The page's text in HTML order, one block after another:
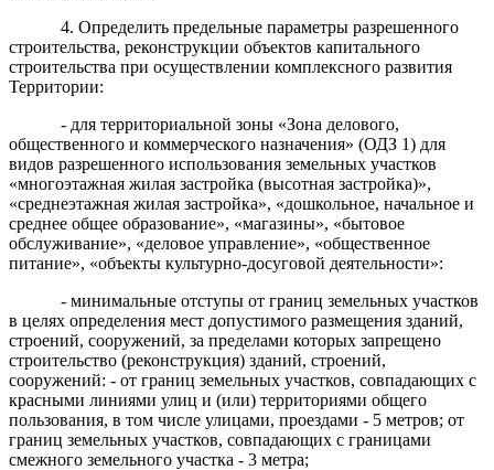
4. Определить предельные параметры разрешенного
строительства, реконструкции объектов капитального
строительства при осуществлении комплексного развития
Территории:
- для территориальной зоны «Зона делового,
общественного и коммерческого назначения» (ОДЗ 1) для
видов разрешенного использования земельных участков
«многоэтажная жилая застройка (высотная застройка)»,
«среднеэтажная жилая застройка», «дошкольное, начальное и
среднее общее образование», «магазины», «бытовое
обслуживание», «деловое управление», «общественное
питание», «объекты культурно-досуговой деятельности»:
- минимальные отступы от границ земельных участков
в целях определения мест допустимого размещения зданий,
строений, сооружений, за пределами которых запрещено
строительство (реконструкция) зданий, строений,
сооружений: - от границ земельных участков, совпадающих с
красными линиями улиц и (или) территориями общего
пользования, в том числе улицами, проездами - 5 метров; от
границ земельных участков, совпадающих с границами
смежного земельного участка - 3 метра;